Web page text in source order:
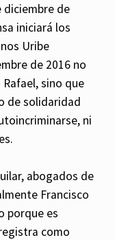
diciembre de
iniciará los
Uribe
de 2016 no
sino que
de solidaridad
ni
abogados de
Francisco
porque es
como